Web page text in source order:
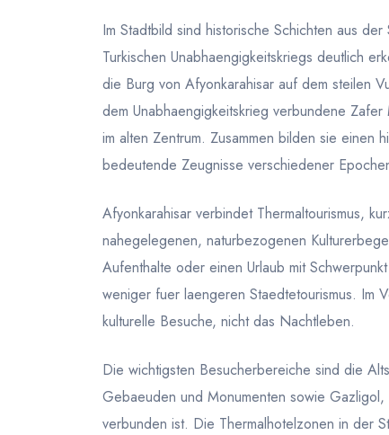
Im Stadtbild sind historische Schichten aus
Turkischen Unabhaengigkeitskriegs deutlich
die Burg von Afyonkarahisar auf dem steilen
dem Unabhaengigkeitskrieg verbundene
im alten Zentrum. Zusammen bilden sie einen
bedeutende Zeugnisse verschiedener
Afyonkarahisar verbindet Thermaltourismus,
nahegelegenen, naturbezogenen
Aufenthalte oder einen Urlaub mit
weniger fuer laengeren Staedtetourismus. Im
kulturelle Besuche, nicht das Nachtleben.
Die wichtigsten Besucherbereiche sind die
Gebaeuden und Monumenten sowie
verbunden ist. Die Thermalhotelzonen in der